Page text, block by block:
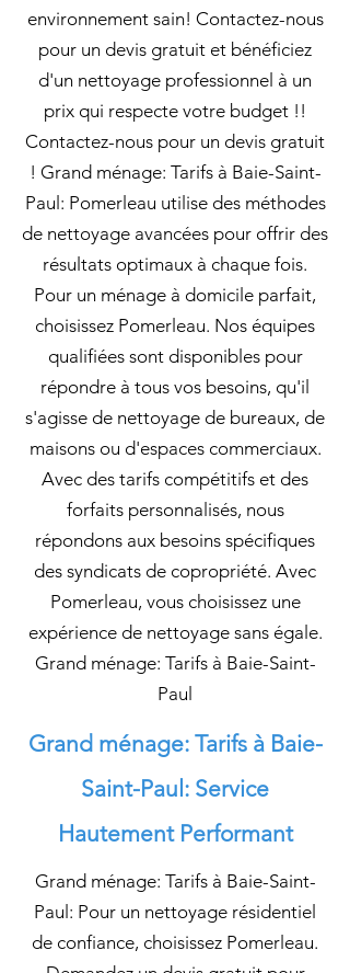
environnement sain! Contactez-nous
pour un devis gratuit et bénéficiez
d'un nettoyage professionnel à un
prix qui respecte votre budget !!
Contactez-nous pour un devis gratuit
! Grand ménage: Tarifs à Baie-Saint-
Paul: Pomerleau utilise des méthodes
de nettoyage avancées pour offrir des
résultats optimaux à chaque fois.
Pour un ménage à domicile parfait,
choisissez Pomerleau. Nos équipes
qualifiées sont disponibles pour
répondre à tous vos besoins, qu'il
s'agisse de nettoyage de bureaux, de
maisons ou d'espaces commerciaux.
Avec des tarifs compétitifs et des
forfaits personnalisés, nous
répondons aux besoins spécifiques
des syndicats de copropriété. Avec
Pomerleau, vous choisissez une
expérience de nettoyage sans égale.
Grand ménage: Tarifs à Baie-Saint-
Paul
Grand ménage: Tarifs à Baie-
Saint-Paul: Service
Hautement Performant
Grand ménage: Tarifs à Baie-Saint-
Paul: Pour un nettoyage résidentiel
de confiance, choisissez Pomerleau.